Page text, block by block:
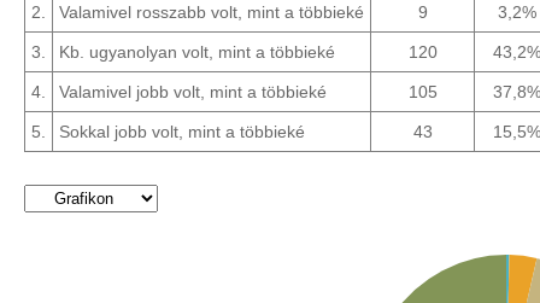
2. Valamivel rosszabb volt, mint a többieké 9 3,2%
3. Kb. ugyanolyan volt, mint a többieké 120 43,2%
4. Valamivel jobb volt, mint a többieké 105 37,8%
5. Sokkal jobb volt, mint a többieké 43 15,5%